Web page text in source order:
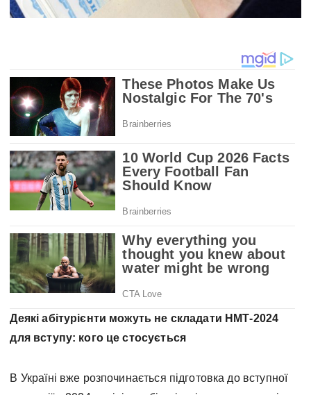
Деякі абітурієнти можуть не складати НМТ-2024
для вступу: кого це стосується
В Україні вже розпочинається підготовка до вступної